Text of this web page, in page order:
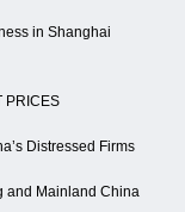
in Shanghai
PRICES
Distressed Firms
and Mainland China